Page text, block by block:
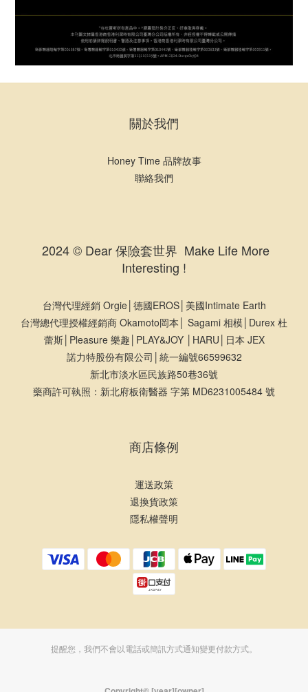
關於我們
Honey Time 品牌故事
聯絡我們
2024 © Dear 保險套世界 Make Life More
Interesting !
台灣代理經銷 Orgie│德國EROS│美國Intimate Earth
台灣總代理授權經銷商 Okamoto岡本│ Sagami 相模│Durex 杜
蕾斯│Pleasure 樂趣│PLAY&JOY │HARU│日本 JEX
諾力特股份有限公司│統一編號66599632
新北市淡水區民族路50巷36號
藥商許可執照：新北府板衛醫器 字第 MD6231005484 號
商店條例
運送政策
退換貨政策
隱私權聲明
提醒您，我們不會以電話或簡訊方式通知變更付款方式。